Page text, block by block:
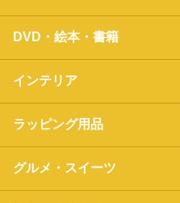
DVD・絵本・書籍
インテリア
ラッピング用品
グルメ・スイーツ